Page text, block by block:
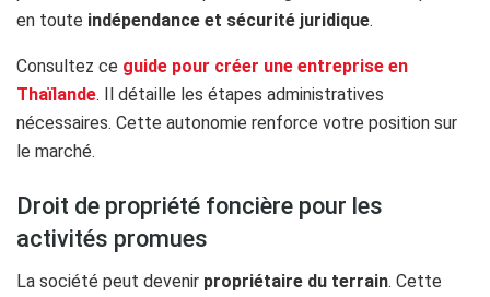
en toute indépendance et sécurité juridique.
Consultez ce guide pour créer une entreprise en
Thaïlande. Il détaille les étapes administratives
nécessaires. Cette autonomie renforce votre position sur
le marché.
Droit de propriété foncière pour les
activités promues
La société peut devenir propriétaire du terrain. Cette